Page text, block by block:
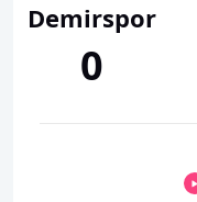
Demirspor
0